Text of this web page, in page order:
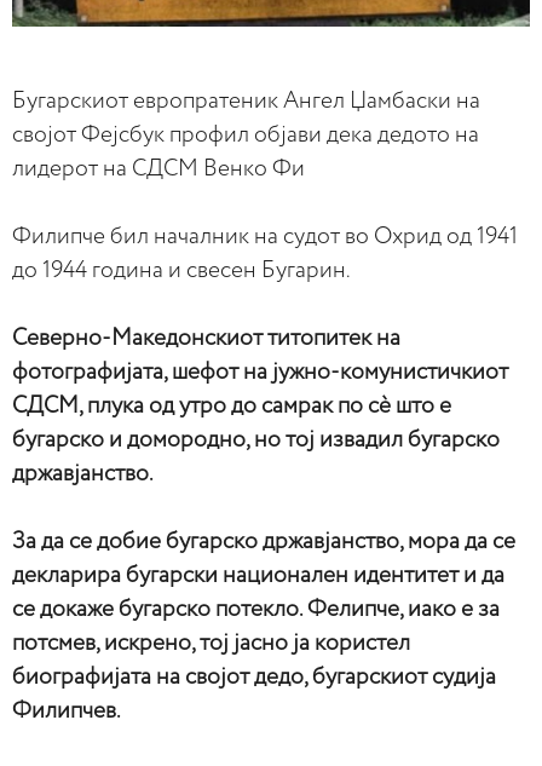
Бугарскиот европратеник Ангел Џамбаски на
својот Фејсбук профил објави дека дедото на
лидерот на СДСМ Венко Фи
Филипче бил началник на судот во Охрид од 1941
до 1944 година и свесен Бугарин.
Северно-Македонскиот титопитек на
фотографијата, шефот на јужно-комунистичкиот
СДСМ, плука од утро до самрак по сè што е
бугарско и домородно, но тој извадил бугарско
државјанство.
За да се добие бугарско државјанство, мора да се
декларира бугарски национален идентитет и да
се докаже бугарско потекло. Фелипче, иако е за
потсмев, искрено, тој јасно ја користел
биографијата на својот дедо, бугарскиот судија
Филипчев.